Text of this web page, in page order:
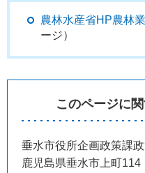
農林水産省HP農林
ージ）
このページに
垂水市役所企画政策課
鹿児島県垂水市上町114